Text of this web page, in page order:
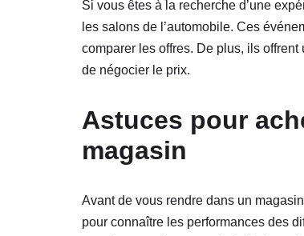
Si vous êtes à la recherche d’une
les salons de l’automobile. Ces
comparer les offres. De plus, ils
de négocier le prix.
Astuces pour
magasin
Avant de vous rendre dans un
pour connaître les performances des